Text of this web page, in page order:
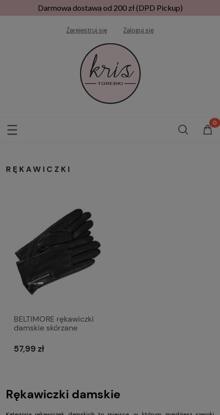
Darmowa dostawa od 200 zł (DPD Pickup)
Zarejestruj się Zaloguj się
RĘKAWICZKI
BELTIMORE rękawiczki
damskie skórzane
suwakiem R005 czarne
57,99 zł
Rękawiczki damskie